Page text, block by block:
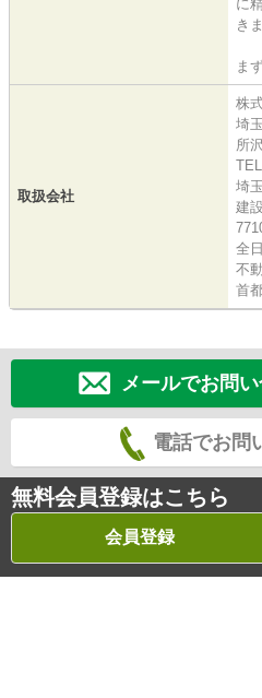
に
き
ま
取扱会社
株
埼
所
埼
建
全
不
首
メールでお問
電話でお問
無料会員登録はこちら
会員登録